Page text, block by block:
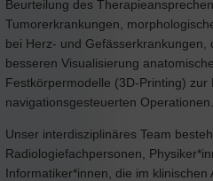
Beurteilung des
Tumorerkrankungen,
bei Herz- und Gefässerkrankungen,
besseren Visualisierung
Festkörpermodelle (3D-Printing) zur
navigationsgesteuerten Operationen.
Unser interdisziplinäres Team
Radiologiefachpersonen,
Informatiker*innen, die im klinischen